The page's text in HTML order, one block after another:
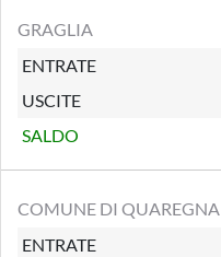
GRAGLIA
ENTRATE
USCITE
SALDO
COMUNE DI QUAREGNA
ENTRATE